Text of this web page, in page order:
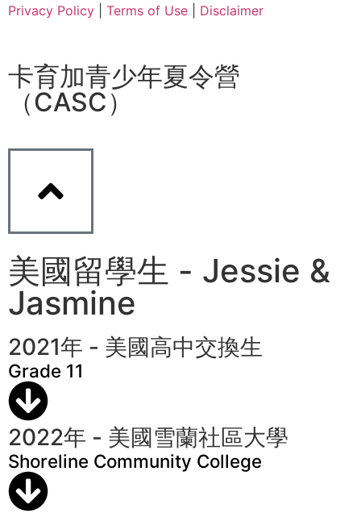
Privacy Policy
Terms of Use Disclaimer
卡育加青少年夏令營
（CASC）
美國留學生 - Jessie &
Jasmine
2021年 - 美國高中交換生
Grade 11
2022年 - 美國雪蘭社區大學
Shoreline Community College